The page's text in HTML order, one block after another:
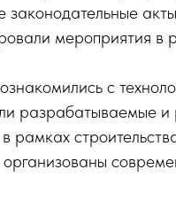
законодательные
мероприятия в
с
разрабатываемые и
в рамках